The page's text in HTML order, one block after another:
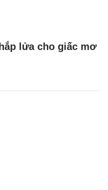
lửa cho giấc mơ